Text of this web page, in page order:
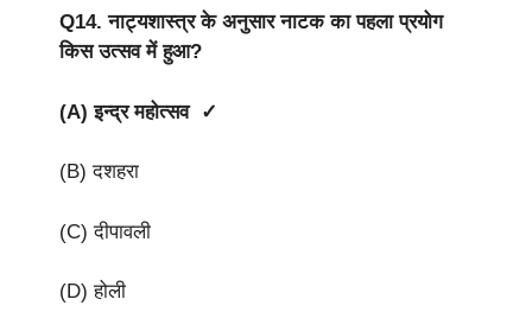
Q14.नाट्यशास्त्र के अनुसार नाटक का पहला प्रयोग
किस उत्सव में हुआ?
(A) इन्द्र महोत्सव ✓
(B) दशहरा
(C) दीपावली
(D) होली